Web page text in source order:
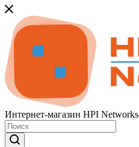
Интернет-магазин HPI Networks